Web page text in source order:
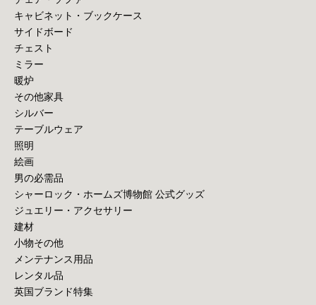
キャビネット・ブックケース
サイドボード
チェスト
ミラー
暖炉
その他家具
シルバー
テーブルウェア
照明
絵画
男の必需品
シャーロック・ホームズ博物館 公式グッズ
ジュエリー・アクセサリー
建材
小物その他
メンテナンス用品
レンタル品
英国ブランド特集